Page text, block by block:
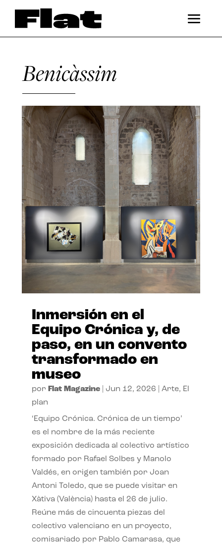
Benicàssim
Inmersión en el
Equipo Crónica y, de
paso, en un convento
transformado en
museo
por Flat Magazine| Jun 12, 2026 Arte, El
plan
‘Equipo Crónica. Crónica de un tiempo’
es el nombre de la más reciente
exposición dedicada al colectivo artístico
formado por Rafael Solbes y Manolo
Valdés, en origen también por Joan
Antoni Toledo, que se puede visitar en
Xàtiva (València) hasta el 26 de julio.
Reúne más de cincuenta piezas del
colectivo valenciano en un proyecto,
comisariado por Pablo Camarasa, que